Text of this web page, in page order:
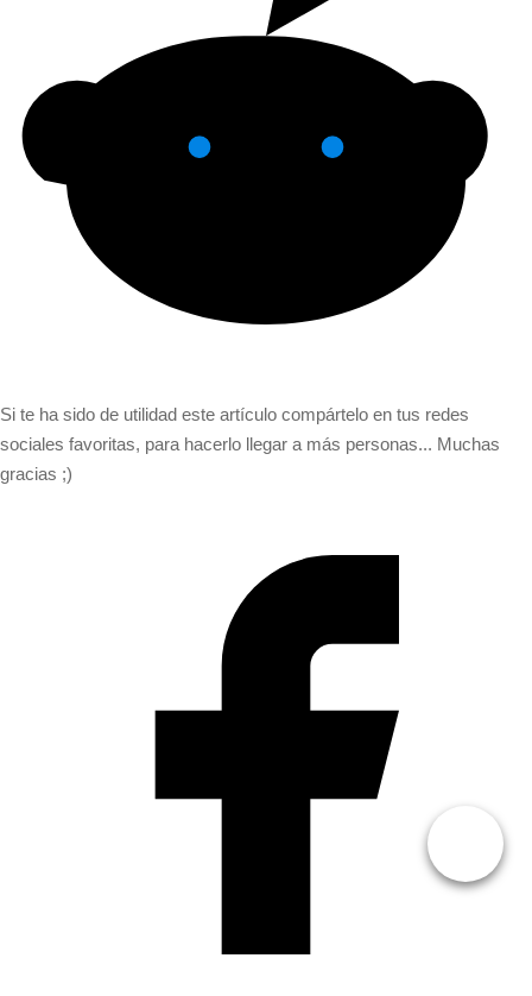
Si te ha sido de utilidad este artículo compártelo en tus redes
sociales favoritas, para hacerlo llegar a más personas... Muchas
gracias ;)